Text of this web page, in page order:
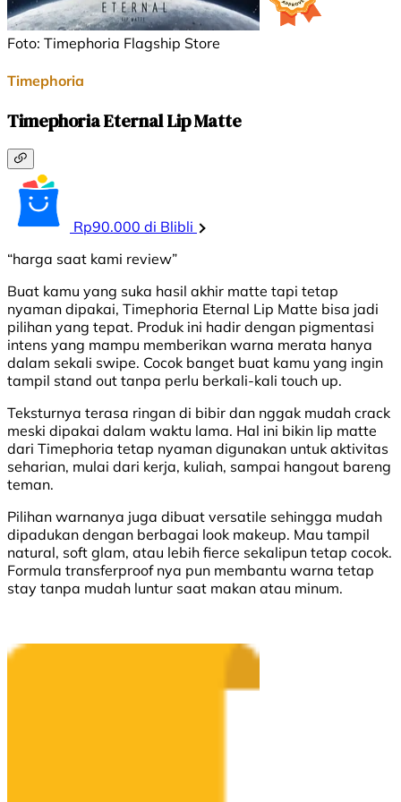
Foto: Timephoria Flagship Store
Timephoria
Timephoria Eternal Lip Matte
Rp90.000 di Blibli
“harga saat kami review”
Buat kamu yang suka hasil akhir matte tapi tetap
nyaman dipakai, Timephoria Eternal Lip Matte bisa jadi
pilihan yang tepat. Produk ini hadir dengan pigmentasi
intens yang mampu memberikan warna merata hanya
dalam sekali swipe. Cocok banget buat kamu yang ingin
tampil stand out tanpa perlu berkali-kali touch up.
Teksturnya terasa ringan di bibir dan nggak mudah crack
meski dipakai dalam waktu lama. Hal ini bikin lip matte
dari Timephoria tetap nyaman digunakan untuk aktivitas
seharian, mulai dari kerja, kuliah, sampai hangout bareng
teman.
Pilihan warnanya juga dibuat versatile sehingga mudah
dipadukan dengan berbagai look makeup. Mau tampil
natural, soft glam, atau lebih fierce sekalipun tetap cocok.
Formula transferproof nya pun membantu warna tetap
stay tanpa mudah luntur saat makan atau minum.